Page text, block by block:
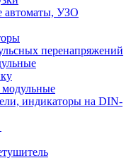
автоматы, УЗО
перенапряжений
индикаторы на DIN-